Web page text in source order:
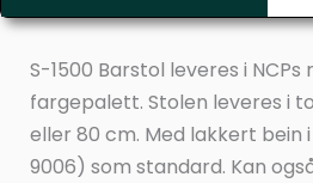
S-1500 Barstol leveres i
fargepalett. Stolen leveres i
eller 80 cm. Med lakkert bein
9006) som standard. Kan